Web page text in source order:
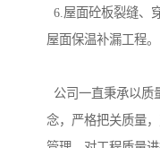
6.屋面砼板裂缝、
屋面保温补漏工程。
公司一直秉承以质
念，严格把关质量